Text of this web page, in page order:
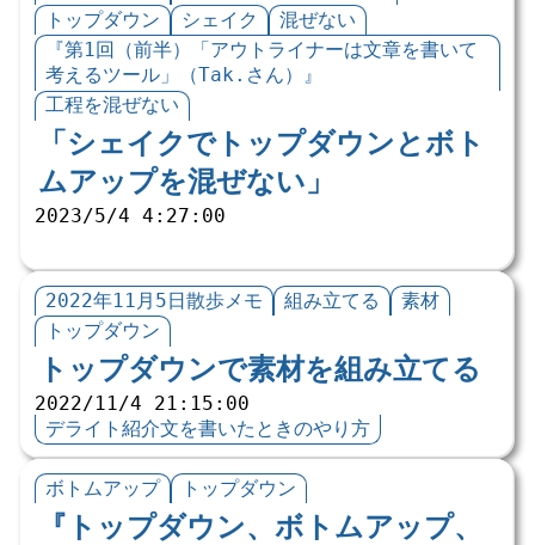
トップダウン
シェイク
混ぜない
『第1回（前半）「アウトライナーは文章を書いて
考えるツール」（Tak.さん）』
工程を混ぜない
「シェイクでトップダウンとボト
ムアップを混ぜない」
2023/5/4 4:27:00
2022年11月5日散歩メモ 組み立てる
素材
トップダウン
トップダウンで素材を組み立てる
2022/11/4 21:15:00
デライト紹介文を書いたときのやり方
ボトムアップ トップダウン
『トップダウン、ボトムアップ、